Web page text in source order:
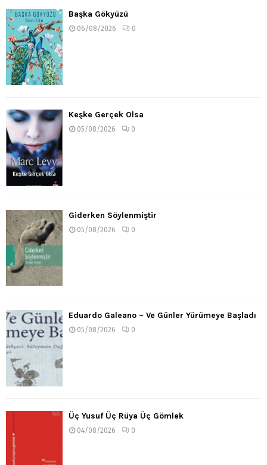
Başka Gökyüzü
06/08/2026 0
Keşke Gerçek Olsa
05/08/2026 0
Giderken Söylenmiştir
05/08/2026 0
Eduardo Galeano – Ve Günler Yürümeye Başladı
05/08/2026 0
Üç Yusuf Üç Rüya Üç Gömlek
04/08/2026 0